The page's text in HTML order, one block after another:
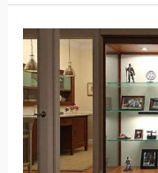
Vitrinas
coleccionismo:
Protege
y
exhibe
tus